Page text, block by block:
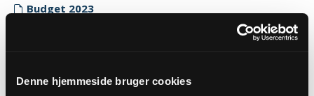
Denne hjemmeside bruger cookies
Budget 2023